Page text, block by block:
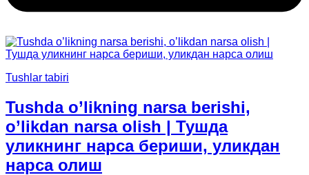
Tushlar tabiri
Tushda o’likning narsa berishi,
o’likdan narsa olish | Тушда
уликнинг нарса бериши, уликдан
нарса олиш